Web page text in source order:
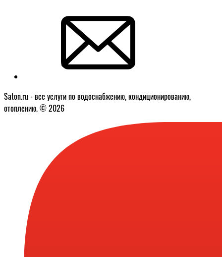
Saton.ru - все услуги по водоснабжению, кондиционированию,
отоплению. © 2026